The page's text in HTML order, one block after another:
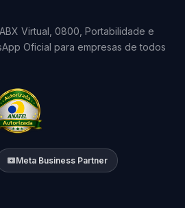
Virtual, 0800, Portabilidade e
Oficial para empresas de todos
Meta Business Partner